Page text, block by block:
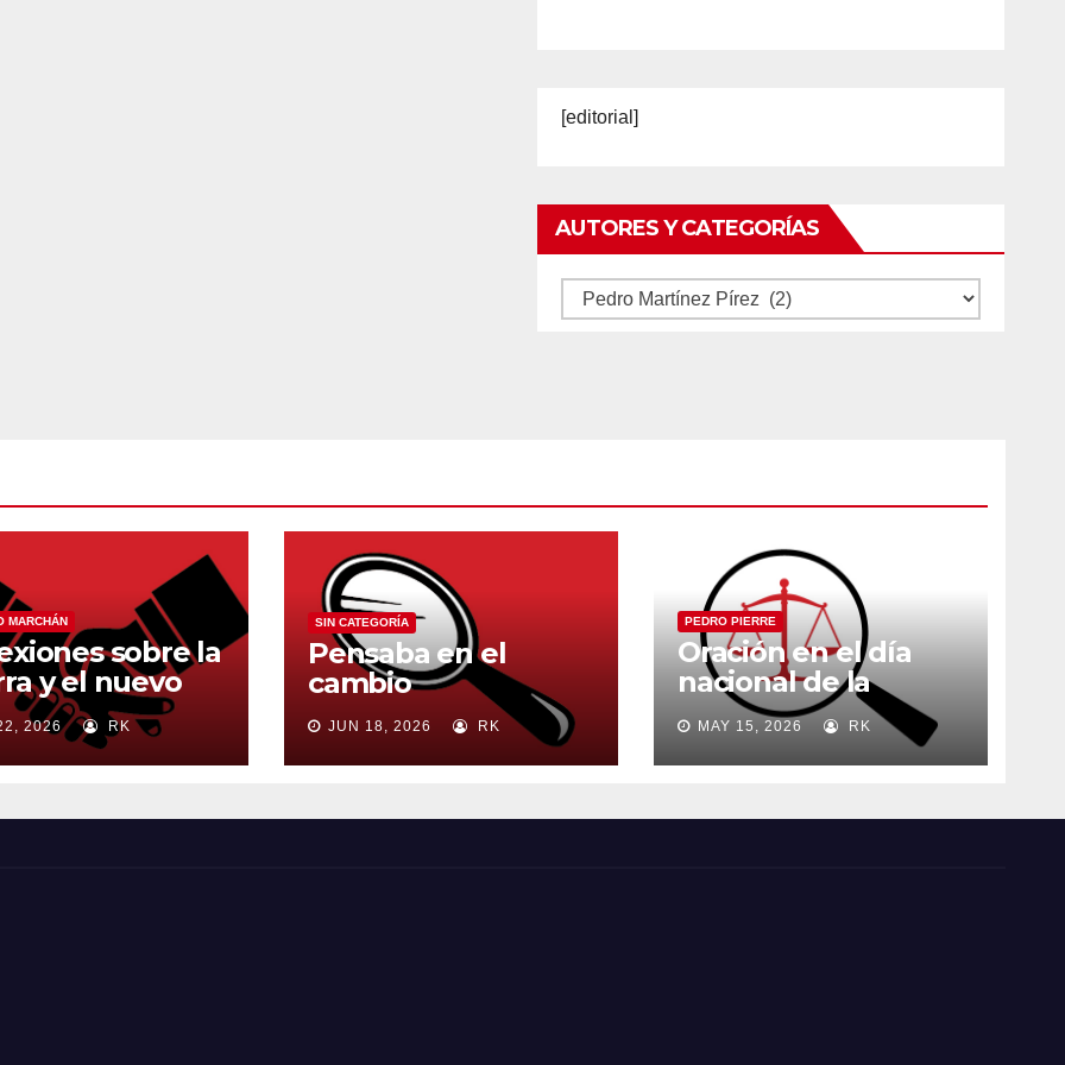
[editorial]
AUTORES Y CATEGORÍAS
Autores
MARCHÁN
sobre la
y el nuevo
mundial
2026 RK
SIN CATEGORÍA
Pensaba en el
cambio
JUN 18, 2026 RK
PEDRO PIERRE
Oración en el día
nacional de la
madre
MAY 15, 2026 RK